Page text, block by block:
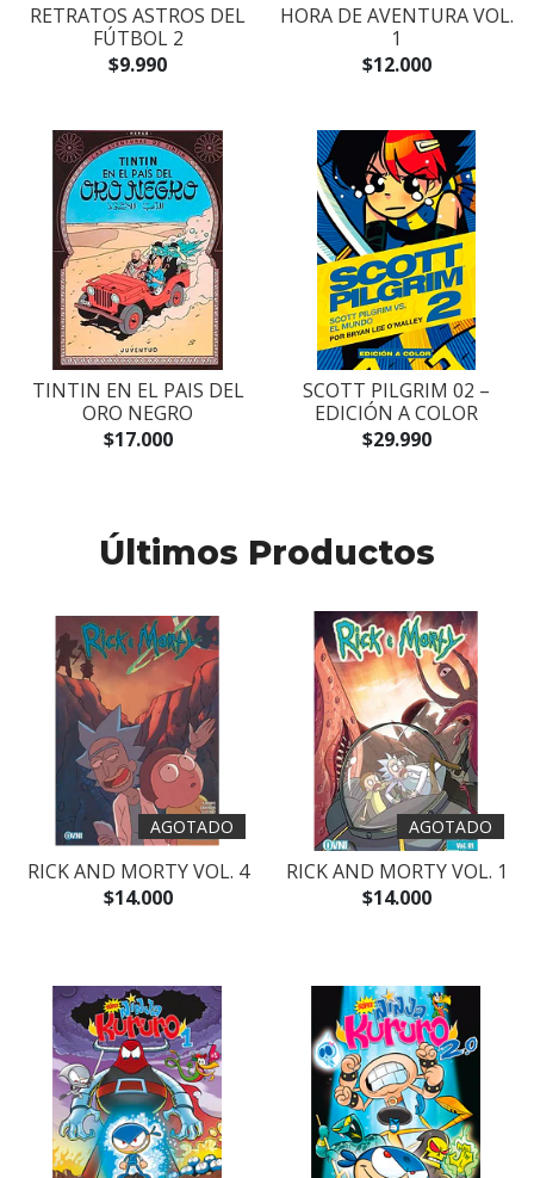
RETRATOS ASTROS DEL
FÚTBOL 2
$9.990
HORA DE AVENTURA VOL.
1
$12.000
TINTIN EN EL PAIS DEL
ORO NEGRO
$17.000
SCOTT PILGRIM 02 –
EDICIÓN A COLOR
$29.990
Últimos Productos
AGOTADO
RICK AND MORTY VOL. 4
$14.000
AGOTADO
RICK AND MORTY VOL. 1
$14.000